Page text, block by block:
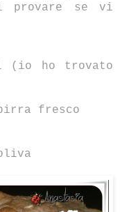
provare se vi
(io ho trovato
fresco